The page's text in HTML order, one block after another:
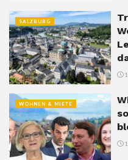
SALZBURG
WOHNEN & MIETE